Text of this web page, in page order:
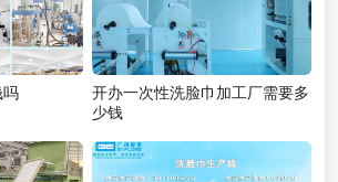
吗
开办一次性洗脸巾加工厂需要多
少钱